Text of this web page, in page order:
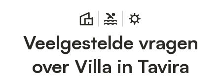
Veelgestelde vragen
over Villa in Tavira